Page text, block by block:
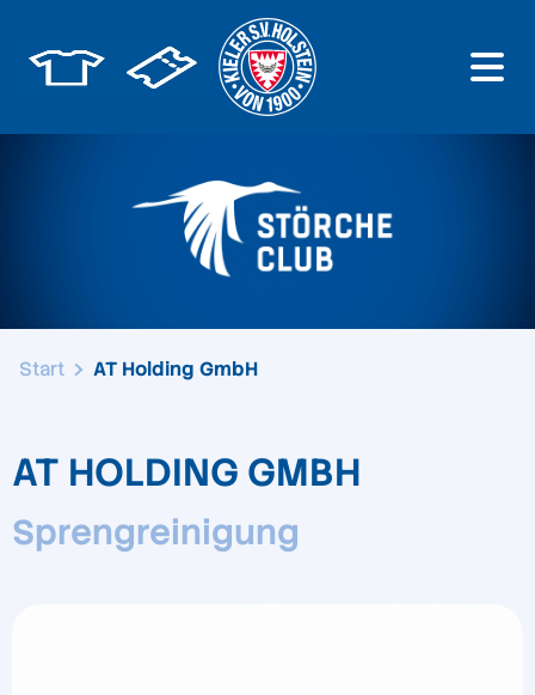
Start AT Holding GmbH
AT HOLDING GMBH
Sprengreinigung